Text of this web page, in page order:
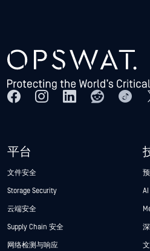
平台
文件安全
Storage Security
云端安全
Supply Chain 安全
网络检测与响应